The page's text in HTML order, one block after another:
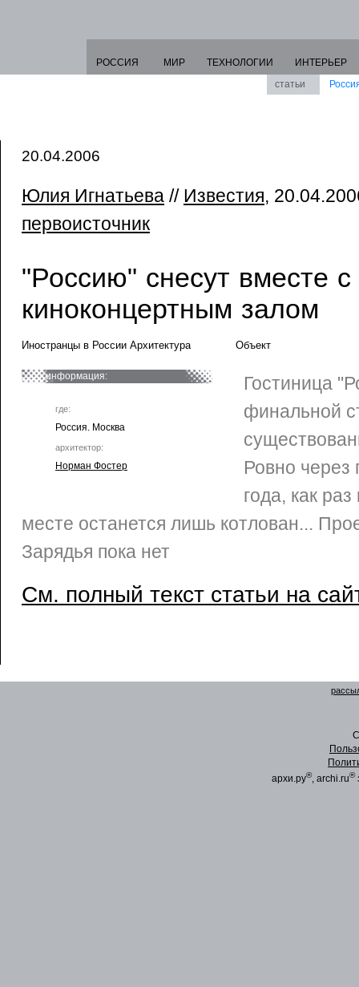
РОССИЯ МИР ТЕХНОЛОГИИ
ИНТЕРЬЕР
статьи
20.04.2006
Юлия Игнатьева // Известия,
первоисточник
"Россию" снесут вместе с
киноконцертным залом
Иностранцы в России Архитектура Объект
информация:
где:
Россия. Москва
архитектор:
Норман Фостер
Гостиница
финальной
Ровно через
года, как
месте останется лишь котлован...
Зарядья пока нет
См. полный текст статьи на
архи.ру®, archi.ru®